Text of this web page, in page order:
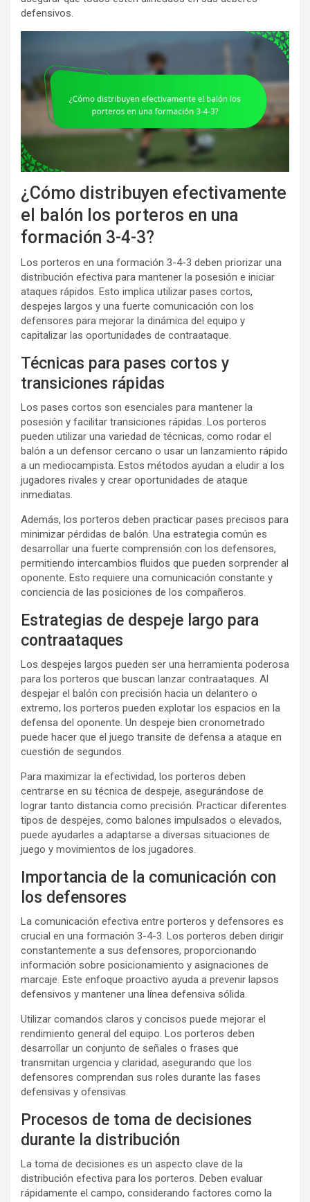
defensivos.
¿Cómo distribuyen efectivamente
el balón los porteros en una
formación 3-4-3?
Los porteros en una formación 3-4-3 deben priorizar una
distribución efectiva para mantener la posesión e iniciar
ataques rápidos. Esto implica utilizar pases cortos,
despejes largos y una fuerte comunicación con los
defensores para mejorar la dinámica del equipo y
capitalizar las oportunidades de contraataque.
Técnicas para pases cortos y
transiciones rápidas
Los pases cortos son esenciales para mantener la
posesión y facilitar transiciones rápidas. Los porteros
pueden utilizar una variedad de técnicas, como rodar el
balón a un defensor cercano o usar un lanzamiento rápido
a un mediocampista. Estos métodos ayudan a eludir a los
jugadores rivales y crear oportunidades de ataque
inmediatas.
Además, los porteros deben practicar pases precisos para
minimizar pérdidas de balón. Una estrategia común es
desarrollar una fuerte comprensión con los defensores,
permitiendo intercambios fluidos que pueden sorprender al
oponente. Esto requiere una comunicación constante y
conciencia de las posiciones de los compañeros.
Estrategias de despeje largo para
contraataques
Los despejes largos pueden ser una herramienta poderosa
para los porteros que buscan lanzar contraataques. Al
despejar el balón con precisión hacia un delantero o
extremo, los porteros pueden explotar los espacios en la
defensa del oponente. Un despeje bien cronometrado
puede hacer que el juego transite de defensa a ataque en
cuestión de segundos.
Para maximizar la efectividad, los porteros deben
centrarse en su técnica de despeje, asegurándose de
lograr tanto distancia como precisión. Practicar diferentes
tipos de despejes, como balones impulsados o elevados,
puede ayudarles a adaptarse a diversas situaciones de
juego y movimientos de los jugadores.
Importancia de la comunicación con
los defensores
La comunicación efectiva entre porteros y defensores es
crucial en una formación 3-4-3. Los porteros deben dirigir
constantemente a sus defensores, proporcionando
información sobre posicionamiento y asignaciones de
marcaje. Este enfoque proactivo ayuda a prevenir lapsos
defensivos y mantener una línea defensiva sólida.
Utilizar comandos claros y concisos puede mejorar el
rendimiento general del equipo. Los porteros deben
desarrollar un conjunto de señales o frases que
transmitan urgencia y claridad, asegurando que los
defensores comprendan sus roles durante las fases
defensivas y ofensivas.
Procesos de toma de decisiones
durante la distribución
La toma de decisiones es un aspecto clave de la
distribución efectiva para los porteros. Deben evaluar
rápidamente el campo, considerando factores como la